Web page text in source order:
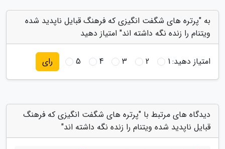
به "پرتره های شگفت انگیزی که فرهنگ قبایل ناپدید شده
ویتنام را زنده نگه داشته اند" امتیاز دهید
امتیاز دهید:1
2
3
4
5 رای
دیدگاه های مرتبط با "پرتره های شگفت انگیزی که فرهنگ
قبایل ناپدید شده ویتنام را زنده نگه داشته اند"